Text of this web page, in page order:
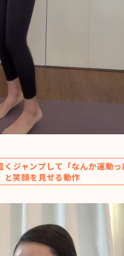
くジャンプして「なんか運動
と笑顔を見せる動作